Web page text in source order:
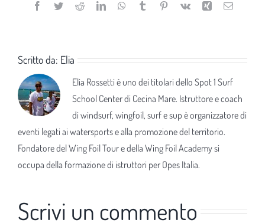
Facebook
TwitterRedditLinkedInWhatsApp
TumblrPinterest
Vk Xing Email
Scritto da: Elia
Elia Rossetti è uno dei titolari dello Spot 1 Surf
School Center di Cecina Mare. Istruttore e coach
di windsurf, wingfoil, surf e sup è organizzatore di
eventi legati ai watersports e alla promozione del territorio.
Fondatore del Wing Foil Tour e della Wing Foil Academy si
occupa della formazione di istruttori per Opes Italia.
Scrivi un commento